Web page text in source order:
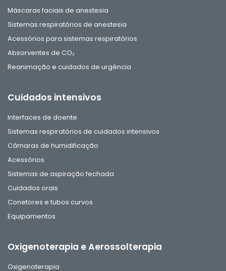
Máscaras faciais de anestesia
Sistemas respiratórios de anestesia
Acessórios para sistemas respiratórios
Absorventes de CO₂
Reanimação e cuidados de urgência
Cuidados intensivos
Interfaces de doente
Sistemas respiratórios de cuidados intensivos
Câmaras de humidificação
Acessórios
Sistemas de aspiração fechada
Cuidados orais
Conetores e tubos curvos
Equipamentos
Oxigenoterapia e Aerossolterapia
Oxigenoterapia